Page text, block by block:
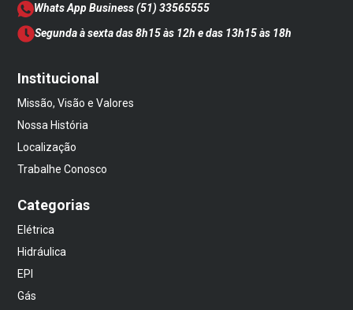
Whats App Business(51) 33565555
Segunda à sexta das 8h15 às 12h e das 13h15 às 18h
Institucional
Missão, Visão e Valores
Nossa História
Localização
Trabalhe Conosco
Categorias
Elétrica
Hidráulica
EPI
Gás